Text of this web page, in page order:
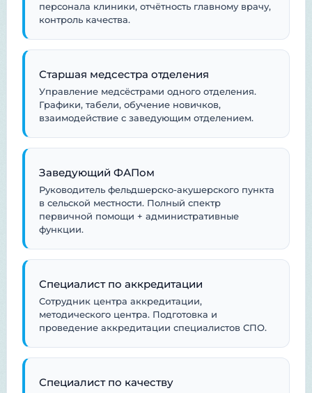
персонала клиники, отчётность главному врачу,
контроль качества.
Старшая медсестра отделения
Управление медсёстрами одного отделения.
Графики, табели, обучение новичков,
взаимодействие с заведующим отделением.
Заведующий ФАПом
Руководитель фельдшерско-акушерского пункта
в сельской местности. Полный спектр
первичной помощи + административные
функции.
Специалист по аккредитации
Сотрудник центра аккредитации,
методического центра. Подготовка и
проведение аккредитации специалистов СПО.
Специалист по качеству